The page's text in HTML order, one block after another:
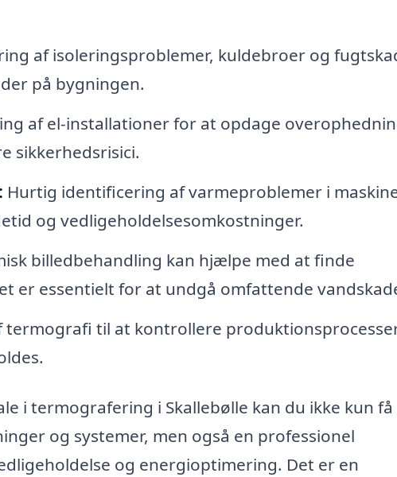
af isoleringsproblemer, kuldebroer og
på bygningen.
af el-installationer for at opdage
sikkerhedsrisici.
Hurtig identificering af varmeproblemer i
og vedligeholdelsesomkostninger.
billedbehandling kan hjælpe med at finde
er essentielt for at undgå omfattende
termografi til at kontrollere
i termografering i Skallebølle kan du ikke kun få
og systemer, men også en professionel
og energioptimering. Det er en